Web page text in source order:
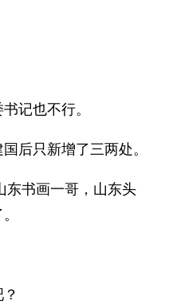
记也不行。
后只新增了三两处。
东书画一哥，山东头